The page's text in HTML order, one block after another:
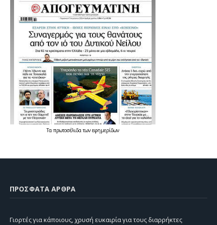
Τα πρωτοσέλιδατων εφημερίδων
ΠΡΌΣΦΑΤΑ ΆΡΘΡΑ
Γιορτές για κάποιους, χρυσή ευκαιρία για τους διαρρήκτες